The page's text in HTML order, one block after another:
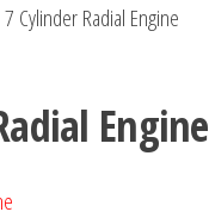
7 Cylinder Radial Engine
Engine